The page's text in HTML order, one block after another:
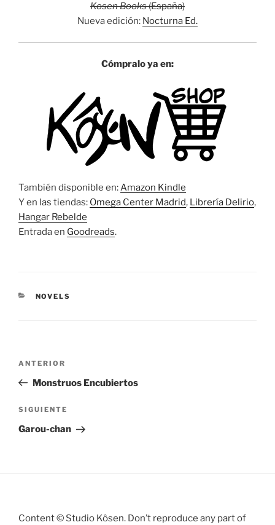
Kosen Books(España)
Nueva edición: Nocturna Ed.
Cómpralo ya en:
También disponible en:Amazon Kindle
Y en las tiendas: Omega Center Madrid, Librería Delirio,
Hangar Rebelde
Entrada en Goodreads.
CATEGORÍAS
NOVELS
entradas
Entrada
anterior:
ANTERIOR
Monstruos Encubiertos
Siguiente
entrada
SIGUIENTE
Garou-chan
Content © Studio Kôsen. Don’t reproduce any part of